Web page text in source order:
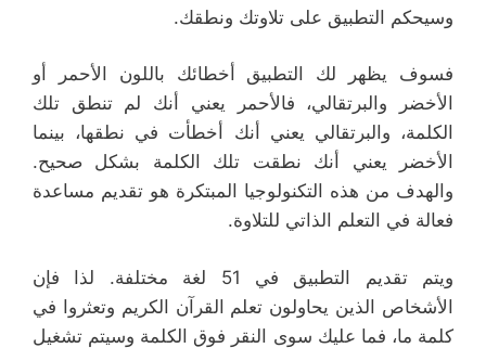
وسيحكم التطبيق على تلاوتك ونطقك.
فسوف يظهر لك التطبيق أخطائك باللون الأحمر أو
الأخضر والبرتقالي، فالأحمر يعني أنك لم تنطق تلك
الكلمة، والبرتقالي يعني أنك أخطأت في نطقها، بينما
الأخضر يعني أنك نطقت تلك الكلمة بشكل صحيح.
والهدف من هذه التكنولوجيا المبتكرة هو تقديم مساعدة
فعالة في التعلم الذاتي للتلاوة.
ويتم تقديم التطبيق في 51 لغة مختلفة. لذا فإن
الأشخاص الذين يحاولون تعلم القرآن الكريم وتعثروا في
كلمة ما، فما عليك سوى النقر فوق الكلمة وسيتم تشغيل